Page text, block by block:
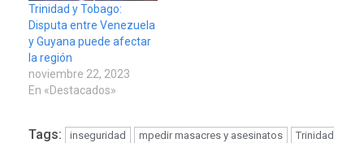
Trinidad y Tobago:
Disputa entre Venezuela
y Guyana puede afectar
la región
noviembre 22, 2023
En «Destacados»
Tags: inseguridad mpedir masacres y asesinatos
Trinidad